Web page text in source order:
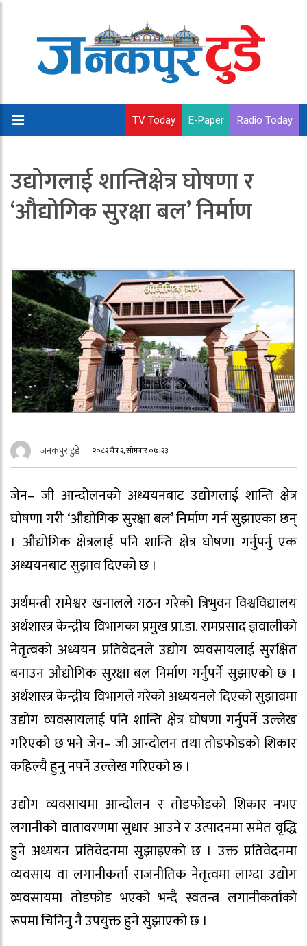
TV Today E-Paper Radio Today
उद्योगलाई शान्तिक्षेत्र घोषणा र
‘औद्योगिक सुरक्षा बल’ निर्माण
जनकपुर टुडे २०८२ चैत्र २, सोमबार ०७:२३
जेन– जी आन्दोलनको अध्ययनबाट उद्योगलाई शान्ति क्षेत्र
घोषणा गरी ‘औद्योगिक सुरक्षा बल’ निर्माण गर्न सुझाएका छन्
। औद्योगिक क्षेत्रलाई पनि शान्ति क्षेत्र घोषणा गर्नुपर्नु एक
अध्ययनबाट सुझाव दिएको छ ।
अर्थमन्त्री रामेश्वर खनालले गठन गरेको त्रिभुवन विश्वविद्यालय
अर्थशास्त्र केन्द्रीय विभागका प्रमुख प्रा.डा. रामप्रसाद ज्ञवालीको
नेतृत्वको अध्ययन प्रतिवेदनले उद्योग व्यवसायलाई सुरक्षित
बनाउन औद्योगिक सुरक्षा बल निर्माण गर्नुपर्ने सुझाएको छ ।
अर्थशास्त्र केन्द्रीय विभागले गरेको अध्ययनले दिएको सुझावमा
उद्योग व्यवसायलाई पनि शान्ति क्षेत्र घोषणा गर्नुपर्ने उल्लेख
गरिएको छ भने जेन– जी आन्दोलन तथा तोडफोडको शिकार
कहिल्यै हुनु नपर्ने उल्लेख गरिएको छ ।
उद्योग व्यवसायमा आन्दोलन र तोडफोडको शिकार नभए
लगानीको वातावरणमा सुधार आउने र उत्पादनमा समेत वृद्धि
हुने अध्ययन प्रतिवेदनमा सुझाइएको छ । उक्त प्रतिवेदनमा
व्यवसाय वा लगानीकर्ता राजनीतिक नेतृत्वमा लाग्दा उद्योग
व्यवसायमा तोडफोड भएको भन्दै स्वतन्त्र लगानीकर्ताको
रूपमा चिनिनु नै उपयुक्त हुने सुझाएको छ ।